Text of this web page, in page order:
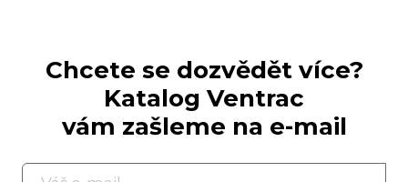
Chcete se dozvědět více?
Katalog Ventrac
vám zašleme na e-mail